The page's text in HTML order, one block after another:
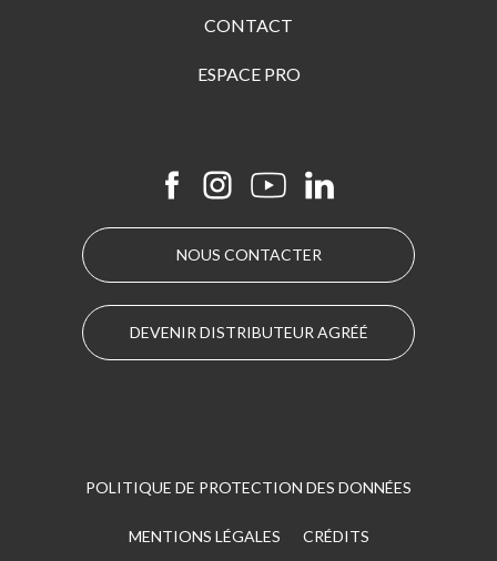
CONTACT
ESPACE PRO
NOUS CONTACTER
DEVENIR DISTRIBUTEUR AGRÉÉ
POLITIQUE DE PROTECTION DES DONNÉES
MENTIONS LÉGALES CRÉDITS